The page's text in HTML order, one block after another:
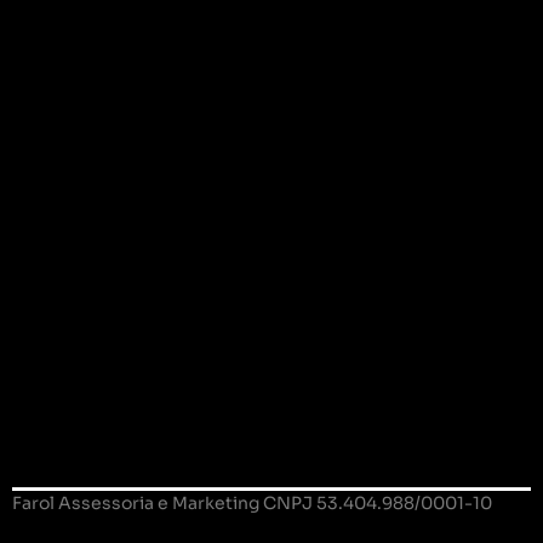
Farol Assessoria e Marketing CNPJ 53.404.988/0001-10